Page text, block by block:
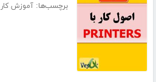
برچسب‌ها:آموزش کار